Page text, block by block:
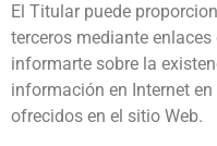
El Titular puede
terceros mediante
informarte sobre la
información en Internet
ofrecidos en el sitio Web.